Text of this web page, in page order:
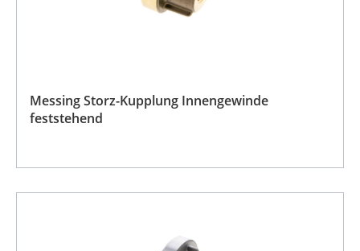
Messing Storz-Kupplung Innengewinde
feststehend